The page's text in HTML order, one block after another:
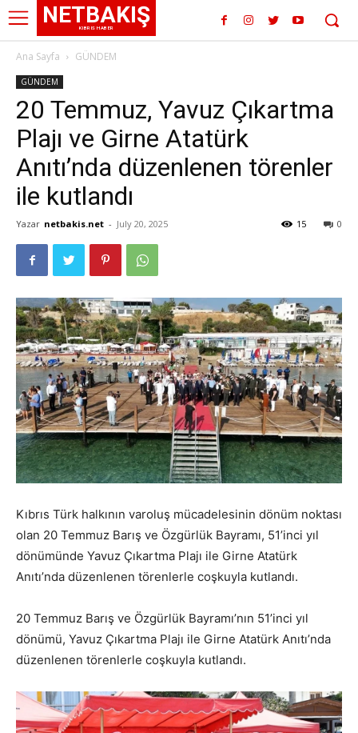
NETBAKIŞ
KIBRIS HABER
Ana Sayfa GÜNDEM
GÜNDEM
20 Temmuz, Yavuz Çıkartma
Plajı ve Girne Atatürk
Anıtı’nda düzenlenen törenler
ile kutlandı
Yazar netbakis.net - July 20, 2025 0
15
Kıbrıs Türk halkının varoluş mücadelesinin dönüm noktası
olan 20 Temmuz Barış ve Özgürlük Bayramı, 51’inci yıl
dönümünde Yavuz Çıkartma Plajı ile Girne Atatürk
Anıtı’nda düzenlenen törenlerle coşkuyla kutlandı.
20 Temmuz Barış ve Özgürlük Bayramı’nın 51’inci yıl
dönümü, Yavuz Çıkartma Plajı ile Girne Atatürk Anıtı’nda
düzenlenen törenlerle coşkuyla kutlandı.